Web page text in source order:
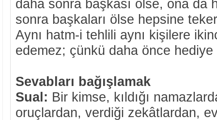
daha sonra başkası ölse, ona da
sonra başkaları ölse hepsine
Aynı hatm-i tehlili aynı kişilere
edemez; çünkü daha önce
Sevabları bağışlamak
Sual: Bir kimse, kıldığı
oruçlardan, verdiği zekâtlardan,